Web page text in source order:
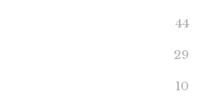
44
29
10